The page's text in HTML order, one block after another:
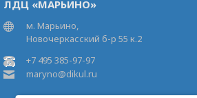
ЛДЦ «МАРЬИНО»
м. Марьино,
Новочеркасский б-р 55 к.2
+7 495 385-97-97
maryno@dikul.ru